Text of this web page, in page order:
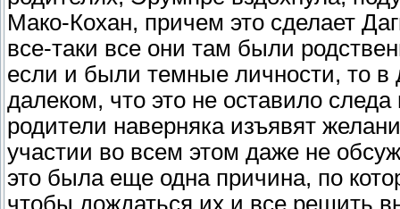
Мако-Кохан, причем это сделает
все-таки все они там были
если и были темные личности, то
далеком, что это не оставило
родители наверняка изъявят
участии во всем этом даже не
это была еще одна причина, по
чтобы дождаться их и все решить